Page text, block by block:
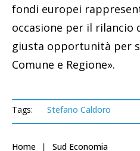
fondi europei
occasione per il rilancio
giusta opportunità per
Comune e Regione».
Tags: Stefano Caldoro
Home Sud Economia